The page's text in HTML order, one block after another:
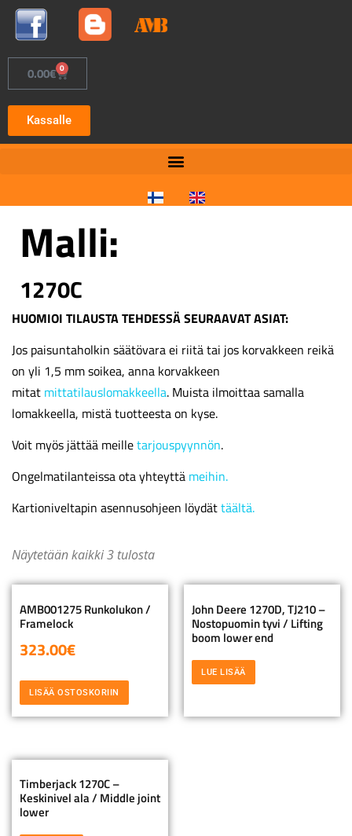
0.00€ 0
Kassalle
Malli:
1270C
HUOMIOI TILAUSTA TEHDESSÄ SEURAAVAT ASIAT:
Jos paisuntaholkin säätövara ei riitä tai jos korvakkeen reikä
on yli 1,5 mm soikea, anna korvakkeen
mitat mittatilauslomakkeella. Muista ilmoittaa samalla
lomakkeella, mistä tuotteesta on kyse.
Voit myös jättää meilletarjouspyynnön.
Ongelmatilanteissa ota yhteyttä meihin.
Kartioniveltapin asennusohjeen löydättäältä.
Näytetään kaikki 3 tulosta
AMB001275 Runkolukon /
Framelock
323.00€
LISÄÄ OSTOSKORIIN
John Deere 1270D, TJ210 –
Nostopuomin tyvi / Lifting
boom lower end
LUE LISÄÄ
Timberjack 1270C –
Keskinivel ala / Middle joint
lower